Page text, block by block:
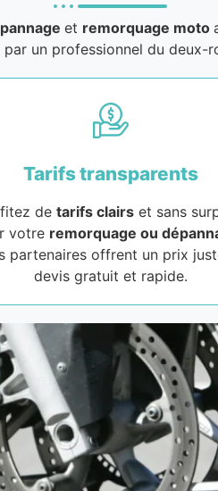
et remorquage moto
par un professionnel du deux-
Tarifs transparents
de tarifs clairs et sans
votre remorquage ou
partenaires offrent un prix
devis gratuit et rapide.